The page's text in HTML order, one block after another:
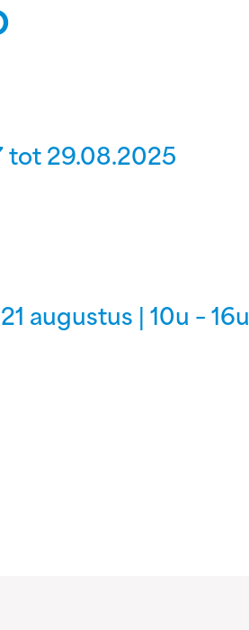
tot 29.08.2025
augustus | 10u – 16u